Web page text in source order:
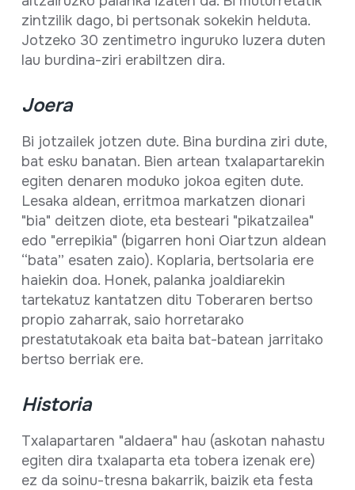
zintzilik dago, bi pertsonak sokekin helduta.
Jotzeko 30 zentimetro inguruko luzera duten
lau burdina-ziri erabiltzen dira.
Joera
Bi jotzailek jotzen dute. Bina burdina ziri dute,
bat esku banatan. Bien artean txalapartarekin
egiten denaren moduko jokoa egiten dute.
Lesaka aldean, erritmoa markatzen dionari
"bia" deitzen diote, eta besteari "pikatzailea"
edo "errepikia" (bigarren honi Oiartzun aldean
“bata” esaten zaio). Koplaria, bertsolaria ere
haiekin doa. Honek, palanka joaldiarekin
tartekatuz kantatzen ditu Toberaren bertso
propio zaharrak, saio horretarako
prestatutakoak eta baita bat-batean jarritako
bertso berriak ere.
Historia
Txalapartaren "aldaera" hau (askotan nahastu
egiten dira txalaparta eta tobera izenak ere)
ez da soinu-tresna bakarrik, baizik eta festa